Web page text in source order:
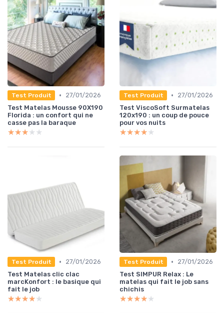
Test Produit •
27/01/2026
Test Matelas Mousse 90X190
Florida : un confort qui ne
casse pas la baraque
★★★★★
★★★★★
Test Produit •
27/01/2026
Test ViscoSoft Surmatelas
120x190 : un coup de pouce
pour vos nuits
★★★★★
★★★★★
Test Produit •
27/01/2026
Test Matelas clic clac
marcKonfort : le basique qui
fait le job
★★★★★
★★★★★
Test Produit •
27/01/2026
Test SIMPUR Relax : Le
matelas qui fait le job sans
chichis
★★★★★
★★★★★